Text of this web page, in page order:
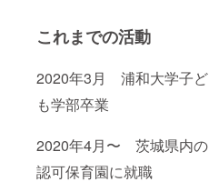
これまでの活動
2020年3月 浦和大学子ど
も学部卒業
2020年4月〜 茨城県内の
認可保育園に就職